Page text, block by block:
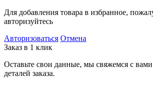
Для добавления товара в избранное,
авторизуйтесь
Авторизоваться Отмена
Заказ в 1 клик
Оставьте свои данные, мы свяжемся с
деталей заказа.